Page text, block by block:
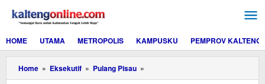
konten
HOME
UTAMA METROPOLIS KAMPUSKU PEMPROV KALTENG
Home » Eksekutif » Pulang Pisau »
Harisinta